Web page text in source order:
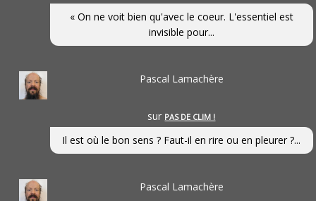
« On ne voit bien qu'avec le coeur. L'essentiel est
invisible pour...
Pascal Lamachère
sur PAS DE CLIM !
Il est où le bon sens ? Faut-il en rire ou en pleurer ?...
Pascal Lamachère